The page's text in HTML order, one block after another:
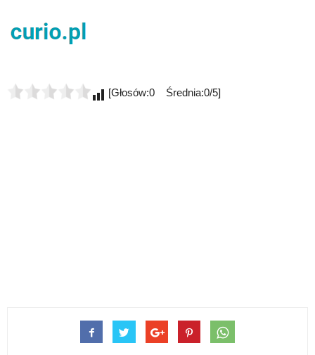
[Głosów:0 Średnia:0/5]